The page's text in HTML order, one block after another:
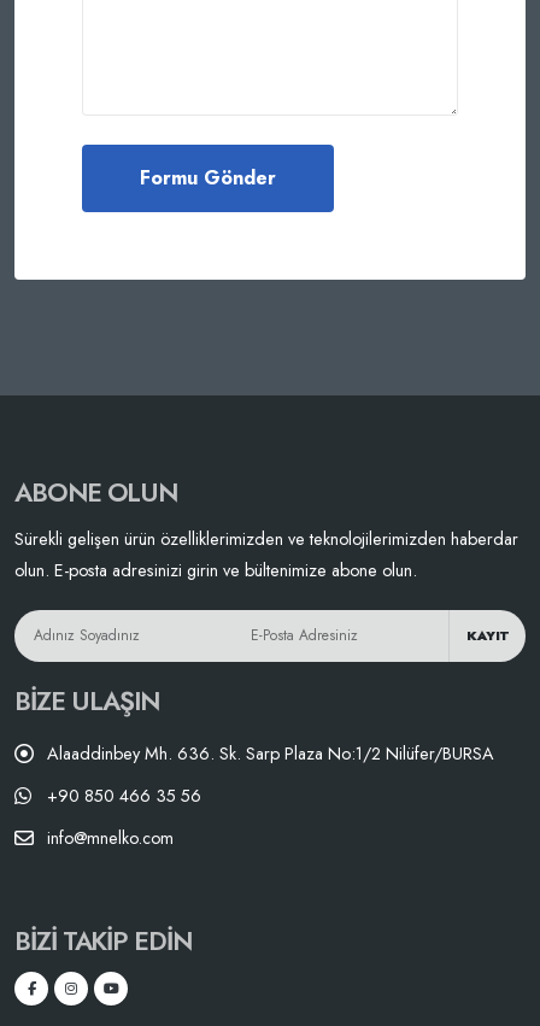
ABONE OLUN
Sürekli gelişen ürün özelliklerimizden ve teknolojilerimizden haberdar
olun. E-posta adresinizi girin ve bültenimize abone olun.
KAYIT
BIZE ULAŞIN
Alaaddinbey Mh. 636. Sk. Sarp Plaza No:1/2 Nilüfer/BURSA
+90 850 466 35 56
info@mnelko.com
BIZI TAKIP EDIN